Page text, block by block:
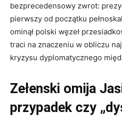
bezprecedensowy zwrot:
pierwszy od początku
ominął polski węzeł
traci na znaczeniu w obliczu
kryzysu dyplomatycznego
Zełenski omija
przypadek czy